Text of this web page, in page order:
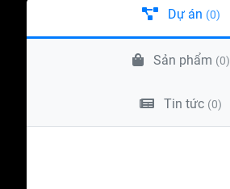
Dự án (0)
Sản phẩm (0)
Tin tức (0)